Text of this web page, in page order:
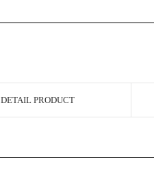
DETAIL PRODUCT